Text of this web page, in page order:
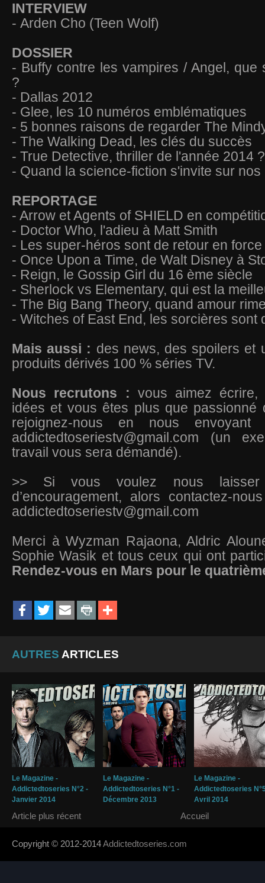
INTERVIEW
- Arden Cho (Teen Wolf)
DOSSIER
- Buffy contre les vampires / Angel, que
?
- Dallas 2012
- Glee, les 10 numéros emblématiques
- 5 bonnes raisons de regarder The
- The Walking Dead, les clés du succès
- True Detective, thriller de l'année 2014 ?
- Quand la science-fiction s'invite sur
REPORTAGE
- Arrow et Agents of SHIELD en
- Doctor Who, l'adieu à Matt Smith
- Les super-héros sont de retour en force
- Once Upon a Time, de Walt Disney à
- Reign, le Gossip Girl du 16 ème siècle
- Sherlock vs Elementary, qui est la
- The Big Bang Theory, quand amour
- Witches of East End, les sorcières sont
Mais aussi : des news, des spoilers et
produits dérivés 100 % séries TV.
Nous recrutons : vous aimez
idées et vous êtes plus que passionné
rejoignez-nous en nous
addictedtoseriestv@gmail.com (un
travail vous sera démandé).
>> Si vous voulez nous laisser
d’encouragement, alors contactez-
addictedtoseriestv@gmail.com
Merci à Wyzman Rajaona, Aldric
Sophie Wasik et tous ceux qui ont
Rendez-vous en Mars pour le
AUTRES ARTICLES
Le Magazine -
Addictedtoseries N°2 -
Janvier 2014
Le Magazine -
Addictedtoseries N°1 -
Décembre 2013
Le Magazine -
Addictedtoseries
Avril 2014
Article plus récent Accueil
Copyright © 2012-2014Addictedtoseries.com